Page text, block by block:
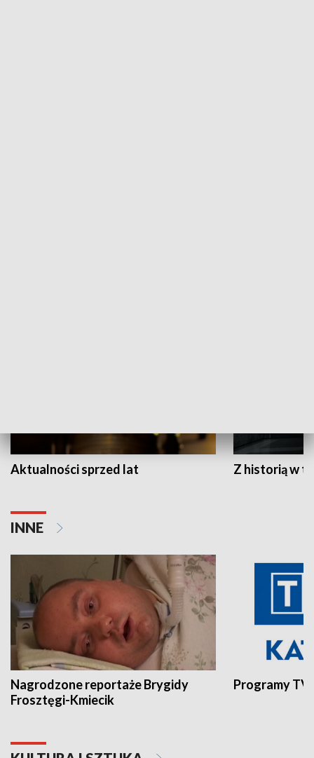
Aktualności sprzed lat Z historią w
INNE
Nagrodzone reportaże Brygidy
Frosztęgi-Kmiecik
Programy